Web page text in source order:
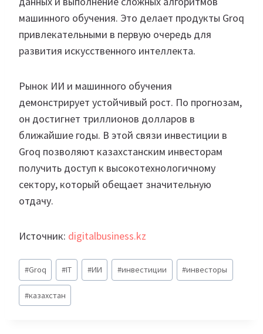
машинного обучения. Это делает продукты Groq
привлекательными в первую очередь для
развития искусственного интеллекта.
Рынок ИИ и машинного обучения
демонстрирует устойчивый рост. По прогнозам,
он достигнет триллионов долларов в
ближайшие годы. В этой связи инвестиции в
Groq позволяют казахстанским инвесторам
получить доступ к высокотехнологичному
сектору, который обещает значительную
отдачу.
Источник: digitalbusiness.kz
Метки
записи:
#Groq #IT #ИИ #инвестиции #инвесторы
#казахстан